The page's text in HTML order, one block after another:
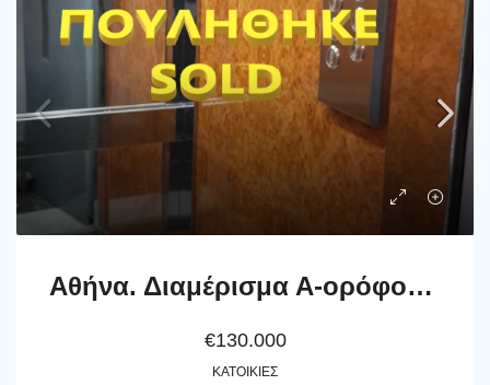
Αθήνα. Διαμέρισμα Α-ορόφου 73 μ2
€130.000
ΚΑΤΟΙΚΊΕΣ